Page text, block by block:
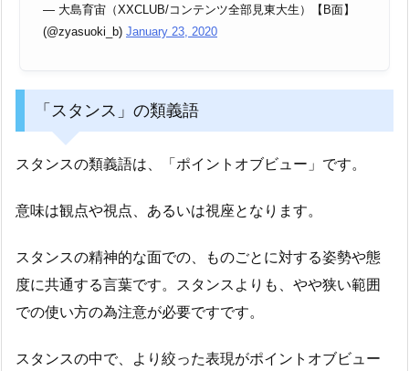
— 大島育宙（XXCLUB/コンテンツ全部見東大生）【B面】
(@zyasuoki_b) January 23, 2020
「スタンス」の類義語
スタンスの類義語は、「ポイントオブビュー」です。
意味は観点や視点、あるいは視座となります。
スタンスの精神的な面での、ものごとに対する姿勢や態
度に共通する言葉です。スタンスよりも、やや狭い範囲
での使い方の為注意が必要ですです。
スタンスの中で、より絞った表現がポイントオブビュー